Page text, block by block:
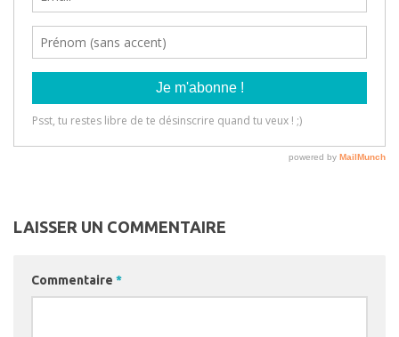
LAISSER UN COMMENTAIRE
Commentaire *